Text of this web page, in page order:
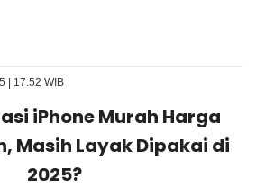
| 17:52 WIB
iPhone Murah Harga
Masih Layak Dipakai di
2025?